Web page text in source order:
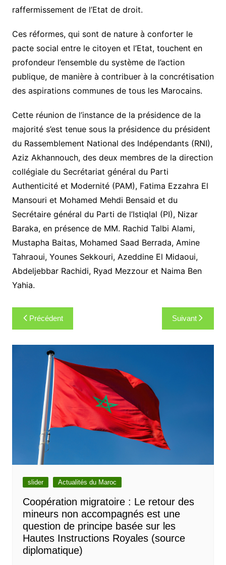
raffermissement de l’Etat de droit.
Ces réformes, qui sont de nature à conforter le
pacte social entre le citoyen et l’Etat, touchent en
profondeur l’ensemble du système de l’action
publique, de manière à contribuer à la concrétisation
des aspirations communes de tous les Marocains.
Cette réunion de l’instance de la présidence de la
majorité s’est tenue sous la présidence du président
du Rassemblement National des Indépendants (RNI),
Aziz Akhannouch, des deux membres de la direction
collégiale du Secrétariat général du Parti
Authenticité et Modernité (PAM), Fatima Ezzahra El
Mansouri et Mohamed Mehdi Bensaid et du
Secrétaire général du Parti de l’Istiqlal (PI), Nizar
Baraka, en présence de MM. Rachid Talbi Alami,
Mustapha Baitas, Mohamed Saad Berrada, Amine
Tahraoui, Younes Sekkouri, Azeddine El Midaoui,
Abdeljebbar Rachidi, Ryad Mezzour et Naima Ben
Yahia.
Navigation
de
l’article
Précédent Suivant
slider Actualités du Maroc
Coopération migratoire : Le retour des
mineurs non accompagnés est une
question de principe basée sur les
Hautes Instructions Royales (source
diplomatique)